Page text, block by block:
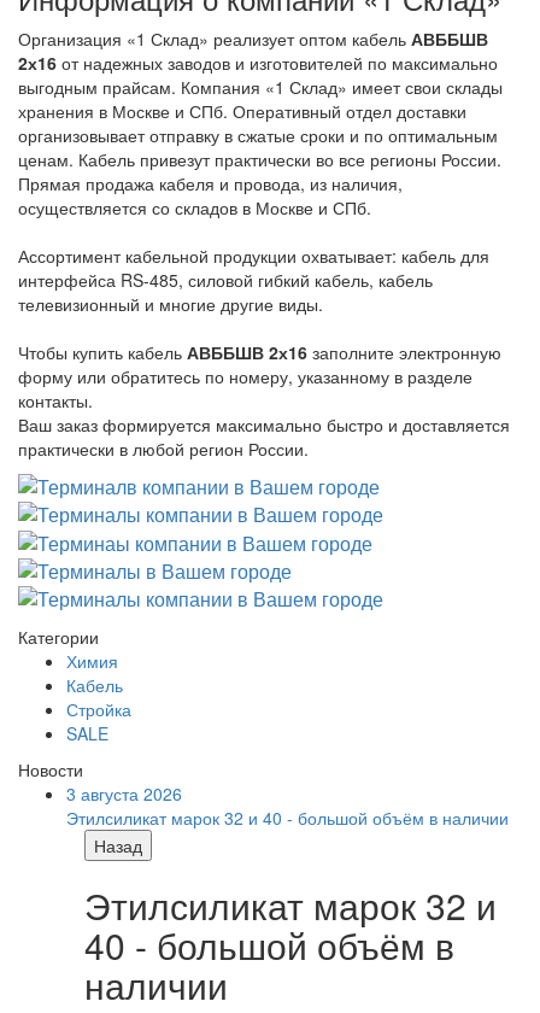
Организация «1 Склад» реализует оптом кабель АВББШВ
2х16 от надежных заводов и изготовителей по максимально
выгодным прайсам. Компания «1 Склад» имеет свои склады
хранения в Москве и СПб. Оперативный отдел доставки
организовывает отправку в сжатые сроки и по оптимальным
ценам. Кабель привезут практически во все регионы России.
Прямая продажа кабеля и провода, из наличия,
осуществляется со складов в Москве и СПб.
Ассортимент кабельной продукции охватывает: кабель для
интерфейса RS-485, силовой гибкий кабель, кабель
телевизионный и многие другие виды.
Чтобы купить кабель АВББШВ 2х16 заполните электронную
форму или обратитесь по номеру, указанному в разделе
контакты.
Ваш заказ формируется максимально быстро и доставляется
практически в любой регион России.
Категории
Химия
Кабель
Стройка
SALE
Новости
3 августа 2026
Этилсиликат марок 32 и 40 - большой объём в наличии
Назад
Этилсиликат марок 32 и
40 - большой объём в
наличии